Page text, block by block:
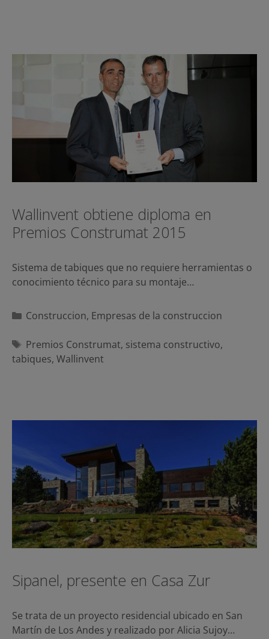
Wallinvent obtiene diploma en
Premios Construmat 2015
Sistema de tabiques que no requiere herramientas o
conocimiento técnico para su montaje…
Categorías
Construccion, Empresas de la construccion
Etiquetas
Premios Construmat, sistema constructivo,
tabiques, Wallinvent
Sipanel, presente en Casa Zur
Se trata de un proyecto residencial ubicado en San
Martín de Los Andes y realizado por Alicia Sujoy…